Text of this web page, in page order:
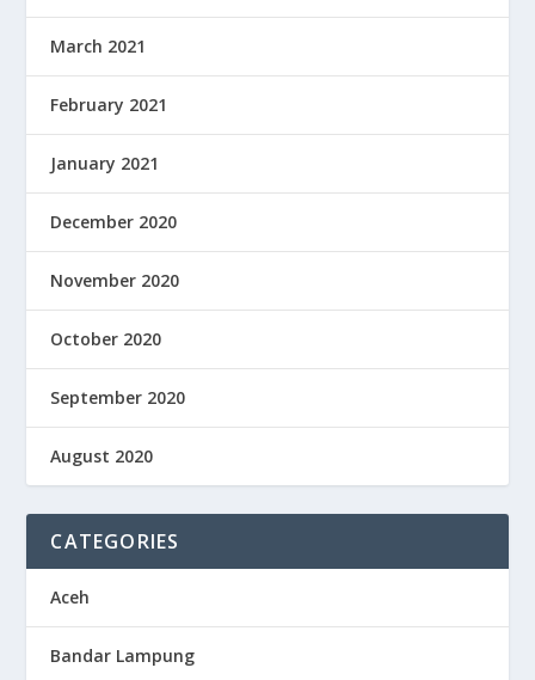
March 2021
February 2021
January 2021
December 2020
November 2020
October 2020
September 2020
August 2020
CATEGORIES
Aceh
Bandar Lampung